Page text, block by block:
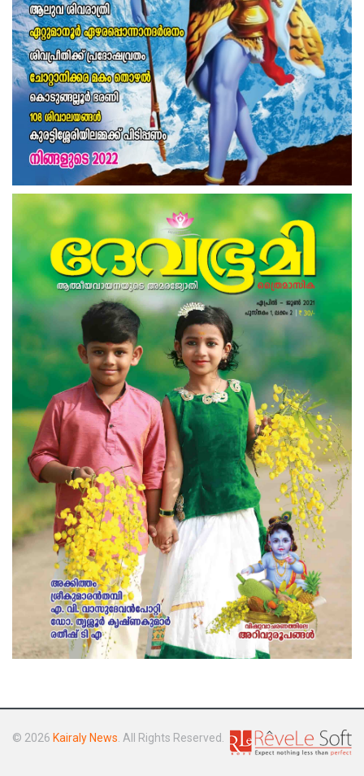
© 2026 Kairaly News . All Rights Reserved.